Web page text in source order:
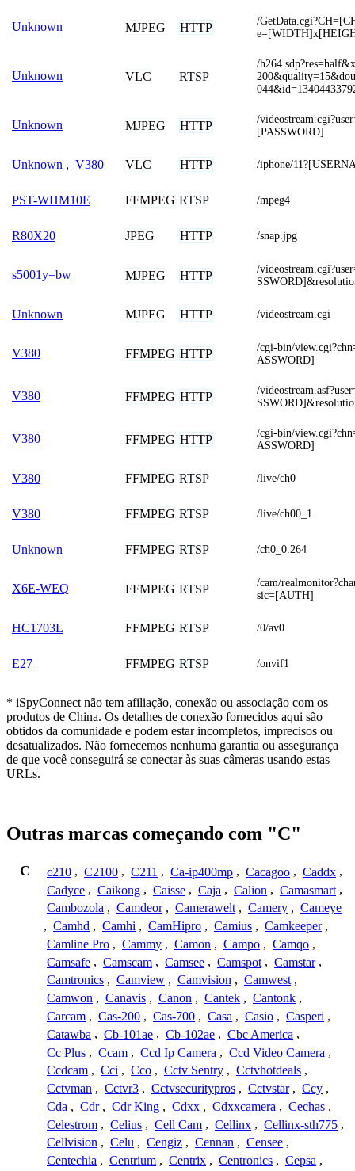
Unknown MJPEG HTTP
/
Unknown VLC RTSP
/
Unknown MJPEG HTTP
/
[PASSWORD]
Unknown , V380 VLC HTTP /iphone/
PST-WHM10E FFMPEG RTSP /mpeg4
R80X20 JPEG HTTP /snap.jpg
s5001y=bw MJPEG HTTP
/
Unknown MJPEG HTTP /videostream.cgi
V380 FFMPEG HTTP
/cgi-bin/
ASSWORD]
V380 FFMPEG HTTP
/
V380 FFMPEG HTTP
/cgi-bin/
ASSWORD]
V380 FFMPEG RTSP /live/ch0
V380 FFMPEG RTSP /live/ch00_1
Unknown FFMPEG RTSP /ch0_0.264
X6E-WEQ FFMPEG RTSP
/cam/
sic=[AUTH]
HC1703L FFMPEG RTSP /0/av0
E27 FFMPEG RTSP /onvif1
* iSpyConnect não tem afiliação, conexão ou associação com os
produtos de China. Os detalhes de conexão fornecidos aqui são
obtidos da comunidade e podem estar incompletos, imprecisos ou
desatualizados. Não fornecemos nenhuma garantia ou assegurança
de que você conseguirá se conectar às suas câmeras usando estas
URLs.
Outras marcas começando com "C"
C c210 , C2100 , C211 , Ca-ip400mp , Cacagoo , Caddx ,
Cadyce , Caikong , Caisse , Caja , Calion , Camasmart ,
Cambozola , Camdeor , Camerawelt , Camery , Cameye
, Camhd , Camhi , CamHipro , Camius , Camkeeper ,
Camline Pro , Cammy , Camon , Campo , Camqo ,
Camsafe , Camscam , Camsee , Camspot , Camstar ,
Camtronics , Camview , Camvision , Camwest ,
Camwon , Canavis , Canon , Cantek , Cantonk ,
Carcam , Cas-200 , Cas-700 , Casa , Casio , Casperi ,
Catawba , Cb-101ae , Cb-102ae , Cbc America ,
Cc Plus , Ccam , Ccd Ip Camera , Ccd Video Camera ,
Ccdcam , Cci , Cco , Cctv Sentry , Cctvhotdeals ,
Cctvman , Cctvr3 , Cctvsecuritypros , Cctvstar , Ccy ,
Cda , Cdr , Cdr King , Cdxx , Cdxxcamera , Cechas ,
Celestrom , Celius , Cell Cam , Cellinx , Cellinx-sth775 ,
Cellvision , Celu , Cengiz , Cennan , Censee ,
Centechia , Centrium , Centrix , Centronics , Cepsa ,